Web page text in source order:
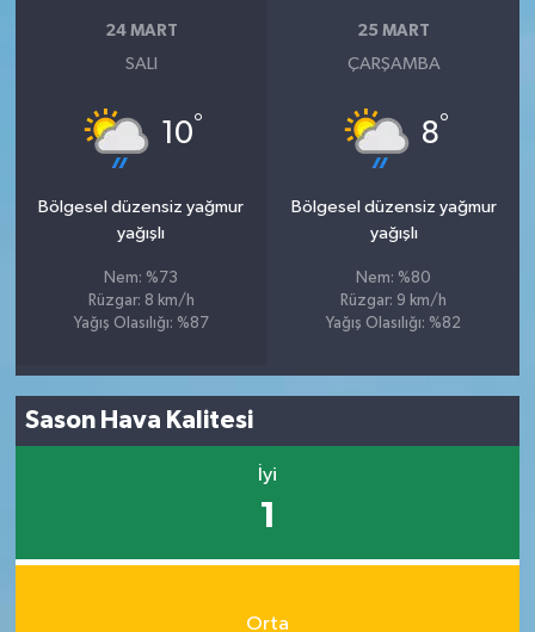
24 MART
SALI
10°
Bölgesel düzensiz yağmur
yağışlı
Nem: %73
Rüzgar: 8 km/h
Yağış Olasılığı: %87
25 MART
ÇARŞAMBA
8°
Bölgesel düzensiz yağmur
yağışlı
Nem: %80
Rüzgar: 9 km/h
Yağış Olasılığı: %82
Sason Hava Kalitesi
İyi
1
Orta